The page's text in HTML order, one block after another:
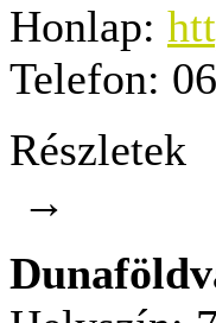
Honlap:
Telefon:
Részletek
→